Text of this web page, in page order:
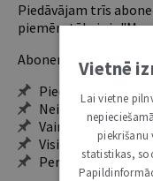
Piedāvājam trīs
piemērotākais ir
Abonentu ieguvumi:
Pieeja jaunākajam
Neierobežota
Vairāk nekā 18
Visi tematiskie
Personalizētās
Vietnē
Lai vietne
piekrišanu
statistikas,